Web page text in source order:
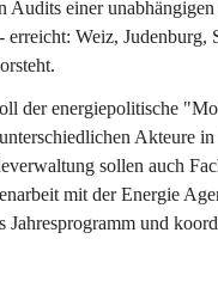
Audits einer
Weiz, Judenburg,
der energiepolitische
Akteure
sollen auch
mit der Energie
und